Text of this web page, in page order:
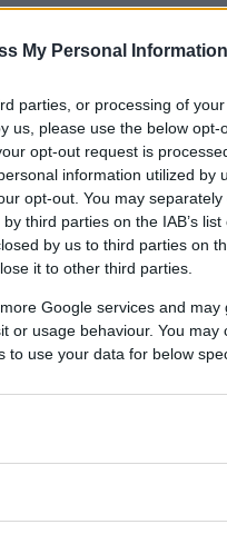
My Personal Information
parties, or processing of
us, please use the below opt-
opt-out request is
information utilized by
opt-out. You may
third parties on the IAB’s list
by us to third parties on
it to other third parties.
Google services and may
or usage behaviour. You may
use your data for below